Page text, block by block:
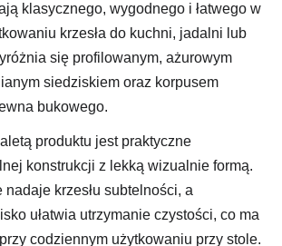
klasycznego, wygodnego i łatwego w
krzesła do kuchni, jadalni lub
się profilowanym, ażurowym
siedziskiem oraz korpusem
bukowego.
produktu jest praktyczne
konstrukcji z lekką wizualnie formą.
krzesłu subtelności, a
ułatwia utrzymanie czystości, co ma
codziennym użytkowaniu przy stole.